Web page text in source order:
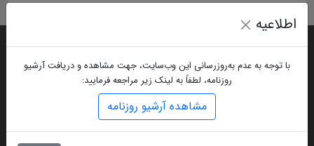
اطلاعیه
با توجه به عدم به‌روزرسانی این وب‌سایت، جهت مشاهده و دریافت آرشیو
روزنامه، لطفاً به لینک زیر مراجعه فرمایید:
مشاهده آرشیو روزنامه